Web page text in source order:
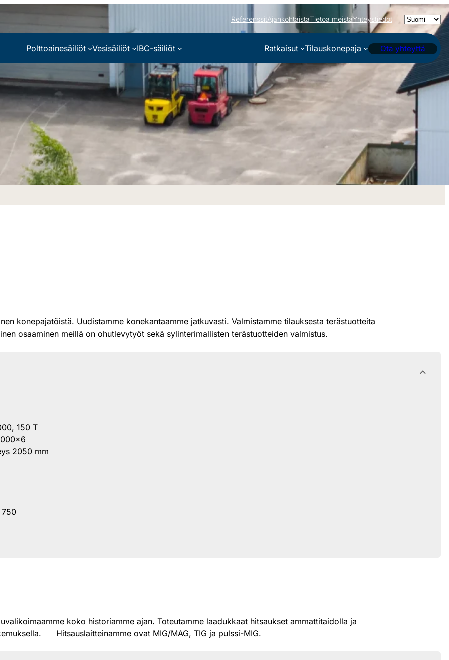
ReferenssitAjankohtaistaTietoa meistäYhteystiedot
Valitse
kieli
Polttoainesäiliöt
Vesisäiliöt IBC-säiliöt Ratkaisut Tilauskonepaja Ota yhteyttä
konepajatöistä. Uudistamme konekantaamme jatkuvasti. Valmistamme tilauksesta terästuotteita
osaaminen meillä on ohutlevytyöt sekä sylinterimallisten terästuotteiden valmistus.
150 T
2050 mm
750
koko historiamme ajan. Toteutamme laadukkaat hitsaukset ammattitaidolla ja
Hitsauslaitteinamme ovat MIG/MAG, TIG ja pulssi-MIG.